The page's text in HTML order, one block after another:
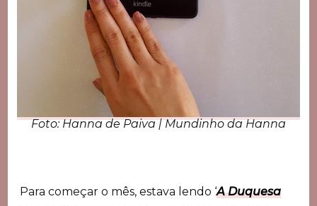
Foto: Hanna de Paiva | Mundinho da Hanna
Para começar o mês, estava lendo ‘A Duquesa